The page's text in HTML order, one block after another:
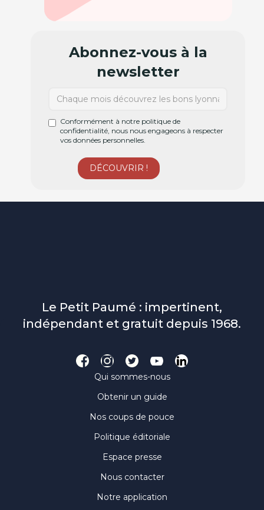
Abonnez-vous à la
newsletter
Conformément à notre politique de
confidentialité, nous nous engageons à respecter
vos données personnelles.
Le Petit Paumé : impertinent,
indépendant et gratuit depuis 1968.
Qui sommes-nous
Obtenir un guide
Nos coups de pouce
Politique éditoriale
Espace presse
Nous contacter
Notre application